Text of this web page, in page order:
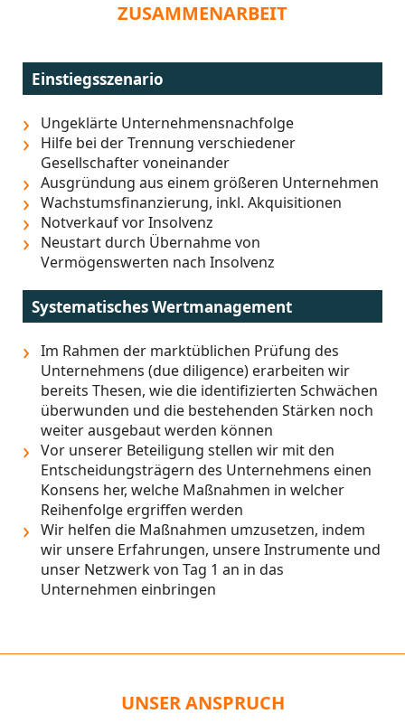
ZUSAMMENARBEIT
Einstiegsszenario
Ungeklärte Unternehmensnachfolge
Hilfe bei der Trennung verschiedener
Gesellschafter voneinander
Ausgründung aus einem größeren Unternehmen
Wachstumsfinanzierung, inkl. Akquisitionen
Notverkauf vor Insolvenz
Neustart durch Übernahme von
Vermögenswerten nach Insolvenz
Systematisches Wertmanagement
Im Rahmen der marktüblichen Prüfung des
Unternehmens (due diligence) erarbeiten wir
bereits Thesen, wie die identifizierten Schwächen
überwunden und die bestehenden Stärken noch
weiter ausgebaut werden können
Vor unserer Beteiligung stellen wir mit den
Entscheidungsträgern des Unternehmens einen
Konsens her, welche Maßnahmen in welcher
Reihenfolge ergriffen werden
Wir helfen die Maßnahmen umzusetzen, indem
wir unsere Erfahrungen, unsere Instrumente und
unser Netzwerk von Tag 1 an in das
Unternehmen einbringen
UNSER ANSPRUCH